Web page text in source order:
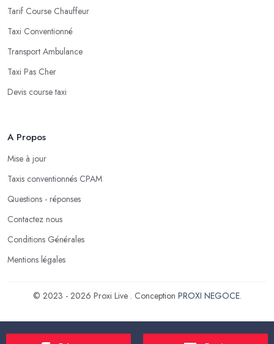
Tarif Course Chauffeur
Taxi Conventionné
Transport Ambulance
Taxi Pas Cher
Devis course taxi
A Propos
Mise à jour
Taxis conventionnés CPAM
Questions - réponses
Contactez nous
Conditions Générales
Mentions légales
© 2023 - 2026 Proxi Live . Conception PROXI NEGOCE.